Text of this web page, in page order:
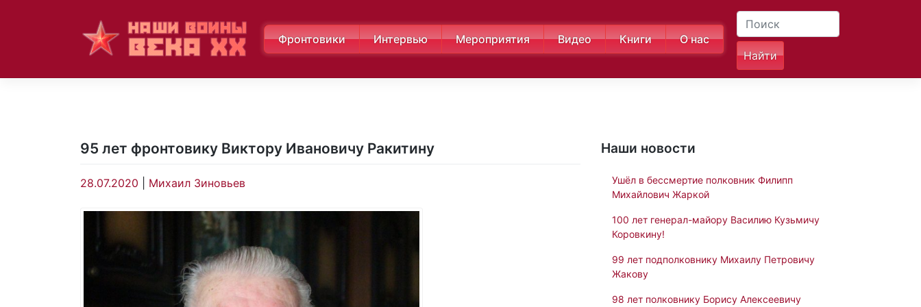
Фронтовики Интервью Мероприятия Видео Книги О нас
95 лет фронтовику Виктору Ивановичу Ракитину
28.07.2020 Михаил Зиновьев
Наши новости
Ушёл в бессмертие полковник Филипп
Михайлович Жаркой
100 лет генерал-майору Василию Кузьмичу
Коровкину!
99 лет подполковнику Михаилу Петровичу
Жакову
98 лет полковнику Борису Алексеевичу